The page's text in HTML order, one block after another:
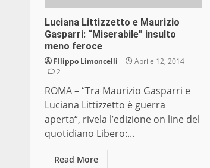
Luciana Littizzetto e Maurizio
Gasparri: “Miserabile” insulto
meno feroce
FIlippo Limoncelli
Aprile 12, 2014
2
ROMA – “Tra Maurizio Gasparri e
Luciana Littizzetto è guerra
aperta“, rivela l’edizione on line del
quotidiano Libero:...
Read More